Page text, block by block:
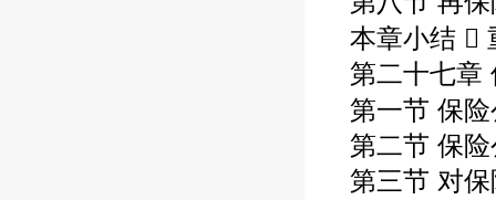
本章小结 
第二十七章
第一节 保
第二节 保
第三节 对